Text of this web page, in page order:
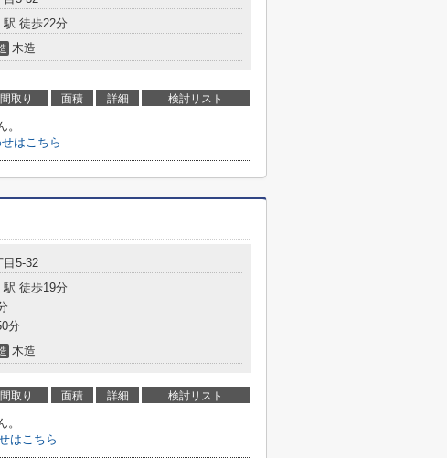
駅 徒歩22分
木造
間取り 面積 詳細 検討リスト
はこちら
目5-32
駅 徒歩19分
分
木造
間取り 面積 詳細 検討リスト
はこちら